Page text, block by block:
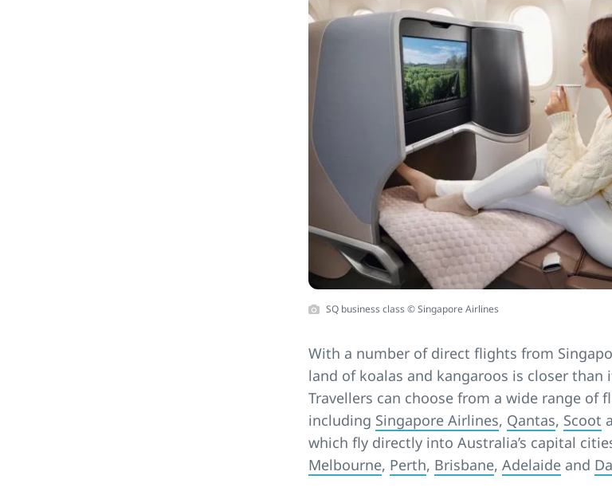
SQ business class © Singapore Airlines
With a number of direct flights from
land of koalas and kangaroos is closer than
Travellers can choose from a wide range of
including Singapore Airlines, Qantas, Scoot
which fly directly into Australia’s capital
Melbourne, Perth, Brisbane, Adelaide and